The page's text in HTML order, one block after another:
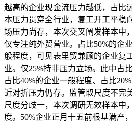
越高的企业现金流压力越低，占比
本压力贯穿全行业，复工开工平稳
场压力尚存，本次交叉阐发样本中
仅专注纯外贸营业。占比50%的企
般程度，可见表里贸兼顾的企业复
业。仅25%持非压力立场。此中占
占比40%的企业一般程度、占比
近对折压力仍存。监管取尺度不完
尺度分歧一，本次调研无效样本中
度。50%企业正月十五前根基满产